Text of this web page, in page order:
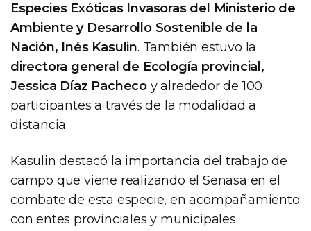
Especies Exóticas Invasoras del Ministerio de
Ambiente y Desarrollo Sostenible de la
Nación, Inés Kasulin. También estuvo la
directora general de Ecología provincial,
Jessica Díaz Pacheco y alrededor de 100
participantes a través de la modalidad a
distancia.
Kasulin destacó la importancia del trabajo de
campo que viene realizando el Senasa en el
combate de esta especie, en acompañamiento
con entes provinciales y municipales.